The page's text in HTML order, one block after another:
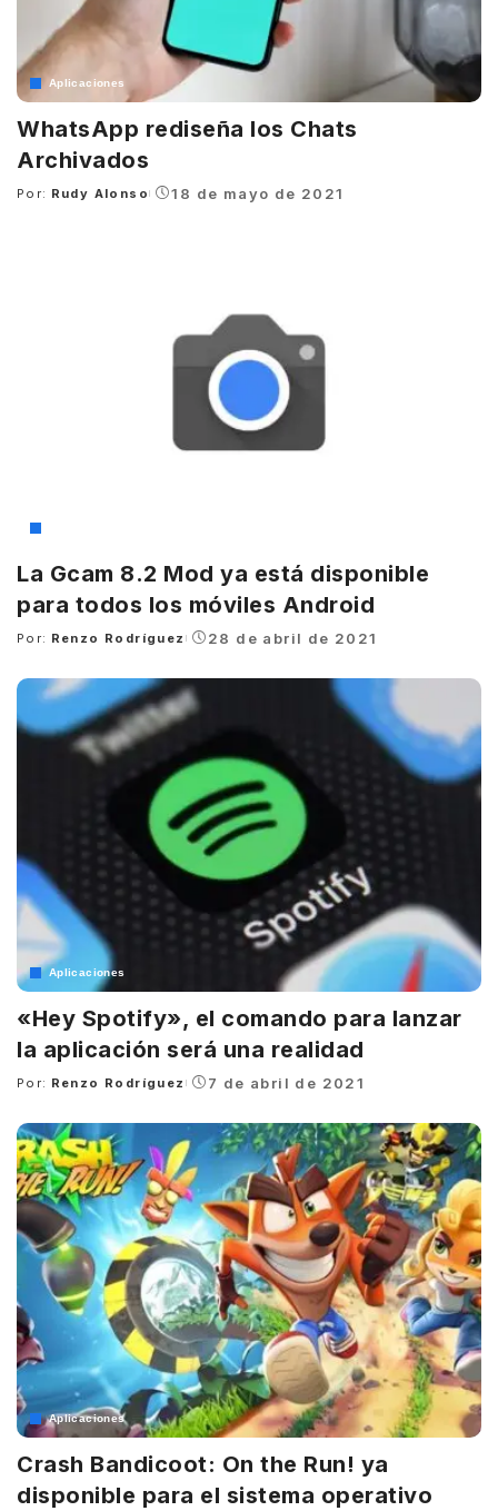
Aplicaciones
WhatsApp rediseña los Chats
Archivados
Posted
Por: Rudy Alonso 18 de mayo de 2021
La Gcam 8.2 Mod ya está disponible
para todos los móviles Android
Posted
Por: Renzo Rodríguez 28 de abril de 2021
Aplicaciones
«Hey Spotify», el comando para lanzar
la aplicación será una realidad
Posted
Por: Renzo Rodríguez 7 de abril de 2021
Aplicaciones
Crash Bandicoot: On the Run! ya
disponible para el sistema operativo